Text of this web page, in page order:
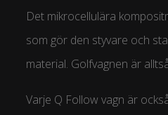
Det mikrocellulära
som gör den styvare och
material. Golfvagnen är
Varje Q Follow vagn är